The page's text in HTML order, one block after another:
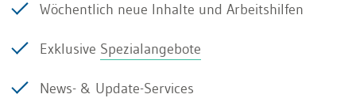
Der Verleihvertrag muss schriftlich vereinbart
sein und mindestens Folgendes beinhalten:
Wöchentlich neue Inhalte und Arbeitshilfen
Exklusive Spezialangebote
News- & Update-Services